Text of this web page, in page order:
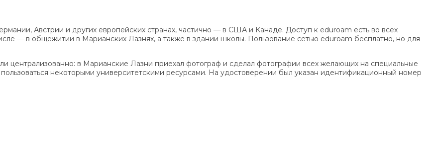
Австрии и других европейских странах, частично — в США и Канаде. Доступ к eduroam есть во всех
— в общежитии в Марианских Лазнях, а также в здании школы. Пользование сетью eduroam бесплатно, но для
централизованно: в Марианские Лазни приехал фотограф и сделал фотографии всех желающих на специальные
некоторыми университетскими ресурсами. На удостоверении был указан идентификационный номер